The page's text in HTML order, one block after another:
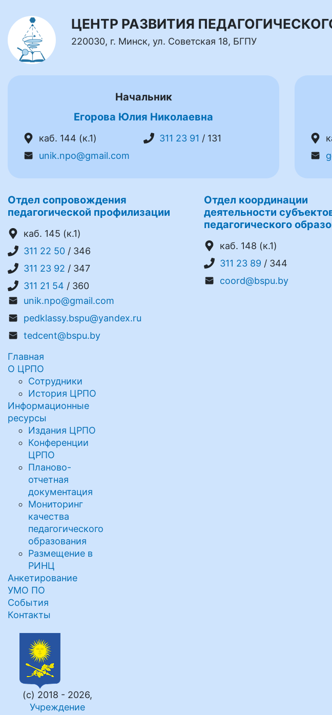
ЦЕНТР РАЗВИТИЯ
220030, г. Минск, ул. Советская 18, БГПУ
Начальник
Егорова Юлия Николаевна
каб. 144 (к.1) 311 23 91 / 131
unik.npo@gmail.com
Отдел сопровождения
педагогической профилизации
каб. 145 (к.1)
311 22 50 / 346
311 23 92 / 347
311 21 54 / 360
unik.npo@gmail.com
pedklassy.bspu@yandex.ru
tedcent@bspu.by
Отдел координации
деятельности
педагогического
каб. 148 (к.1)
311 23 89 / 344
coord@bspu.by
Главная
О ЦРПО
Сотрудники
История ЦРПО
Информационные
ресурсы
Издания ЦРПО
Конференции
ЦРПО
Планово-
отчетная
документация
Мониторинг
качества
педагогического
образования
Размещение в
РИНЦ
Анкетирование
УМО ПО
События
Контакты
(с) 2018 - 2026,
Учреждение